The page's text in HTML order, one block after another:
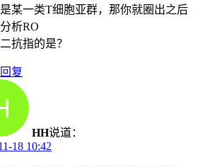
是某一类T细胞亚群，那你就圈出之后
分析RO
二抗指的是？
回复
HH说道：
18 10:42